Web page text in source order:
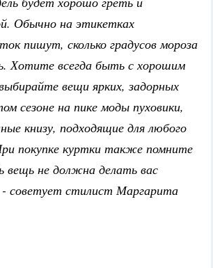
Обычно на этикетках
пишут, сколько градусов мороза
Хотите всегда быть с хорошим
вещи ярких, задорных
сезоне на пике моды пуховики,
книзу, подходящие для любого
покупке куртки также помните
вещь не должна делать вас
советует стилист Маргарита